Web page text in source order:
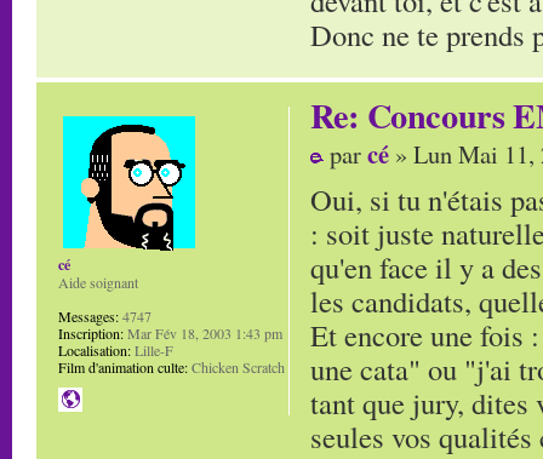
Donc ne te prends
Re: Concours
parcé » Lun Mai 11,
Oui, si tu n'étais
: soit juste
qu'en face il y a
les candidats,
Et encore une fois
une cata" ou "j'ai
tant que jury, dites
seules vos
cé
Aide soignant
Messages:4747
Inscription:Mar Fév 18, 2003 1:43 pm
Localisation:Lille-F
Film d'animation culte:Chicken Scratch